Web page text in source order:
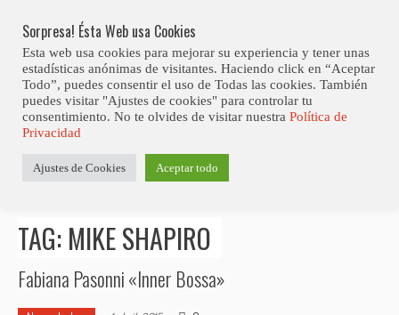
content
Club Contest.
Posts tagged "Mike Shapiro"
TAG: MIKE SHAPIRO
Fabiana Pasonni «Inner Bossa»
Sorpresa! Ésta Web usa Cookies
Esta web usa cookies para mejorar su experiencia y tener unas
estadísticas anónimas de visitantes. Haciendo click en “Aceptar
Todo”, puedes consentir el uso de Todas las cookies. También
puedes visitar "Ajustes de cookies" para controlar tu
consentimiento. No te olvides de visitar nuestra Política de
Privacidad
Ajustes de Cookies Aceptar todo